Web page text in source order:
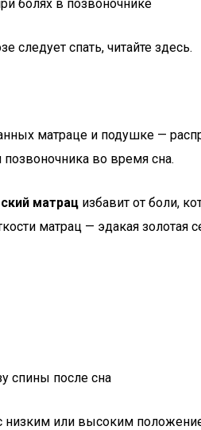
следует спать, читайте здесь.
матраце и подушке —
во время сна.
матрац избавит от боли,
матрац — эдакая
спины после сна
низким или высоким